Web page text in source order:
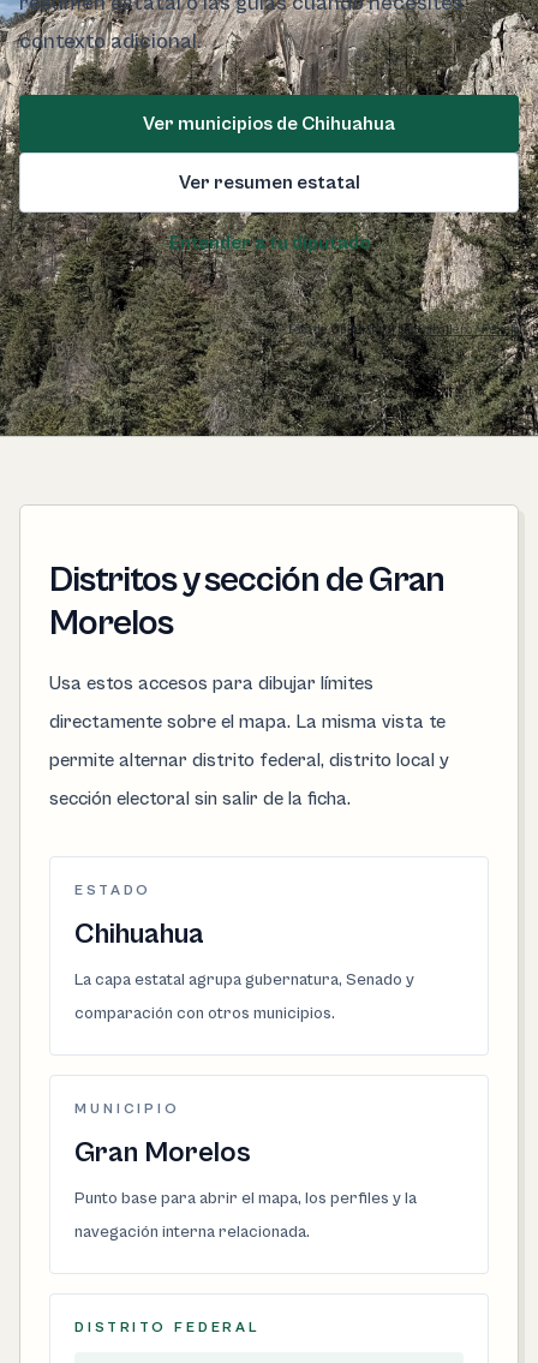
contexto adicional.
Ver municipios de Chihuahua
Ver resumen estatal
Entender a tu diputado
Foto de Chihuahua:Ian Caballero / Pexels
Distritos y sección de Gran
Morelos
Usa estos accesos para dibujar límites
directamente sobre el mapa. La misma vista te
permite alternar distrito federal, distrito local y
sección electoral sin salir de la ficha.
ESTADO
Chihuahua
La capa estatal agrupa gubernatura, Senado y
comparación con otros municipios.
MUNICIPIO
Gran Morelos
Punto base para abrir el mapa, los perfiles y la
navegación interna relacionada.
DISTRITO FEDERAL